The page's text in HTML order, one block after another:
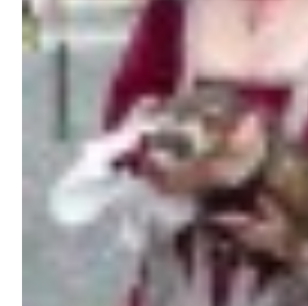
SLUŽBY
HISTORIE - 2010 - 2020
JAK NÁM POMOCI - POMÁHAJÍ NÁM :-)